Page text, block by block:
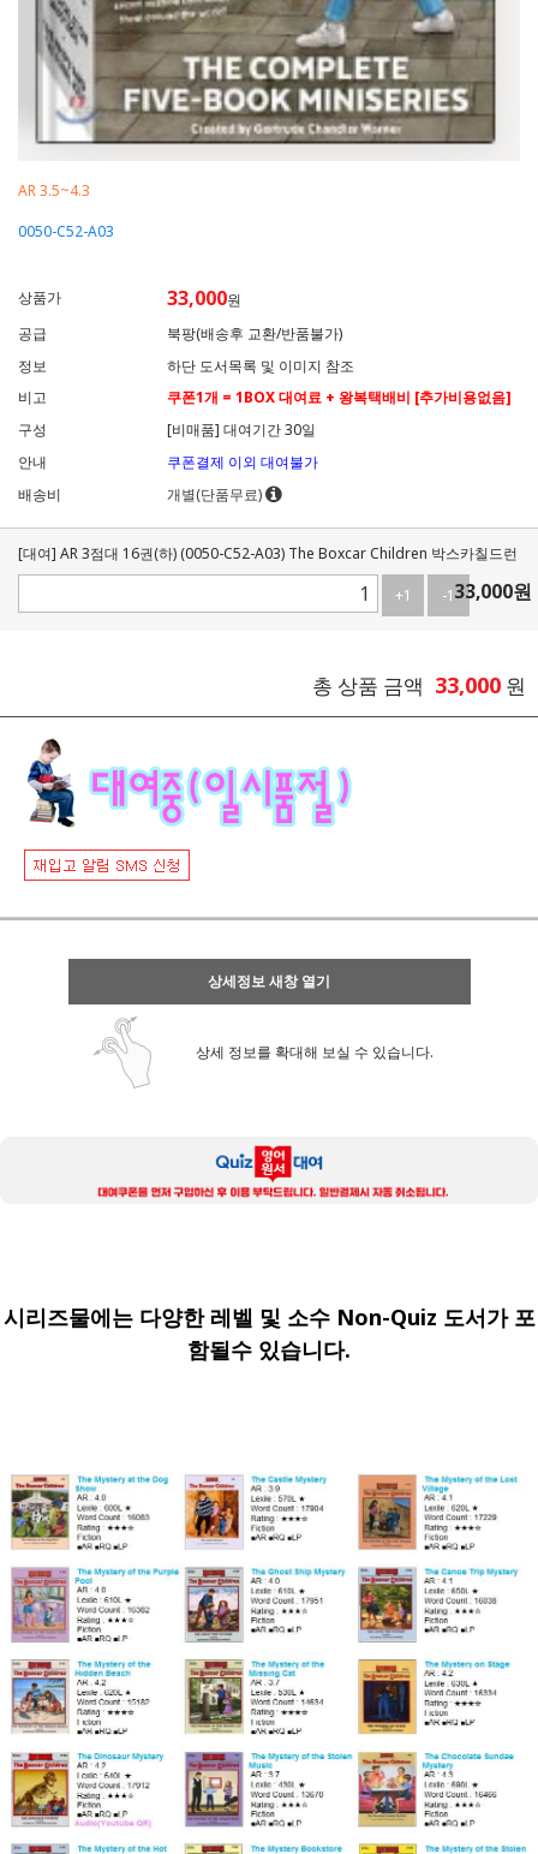
AR 3.5~4.3
0050-C52-A03
상품가 33,000원
공급
북팡(배송후 교환/반품불가)
정보
하단 도서목록 및 이미지 참조
비고
쿠폰1개 = 1BOX 대여료 + 왕복택배비 [추가비용없음]
구성
[비매품] 대여기간 30일
안내
쿠폰결제 이외 대여불가
배송비
개별(단품무료)
[대여] AR 3점대 16권(하) (0050-C52-A03) The Boxcar Children 박스카칠드런
+1 -133,000원
총 상품 금액 33,000 원
상세정보 새창 열기
상세 정보를 확대해 보실 수 있습니다.
시리즈물에는 다양한 레벨 및 소수 Non-Quiz 도서가 포
함될수 있습니다.